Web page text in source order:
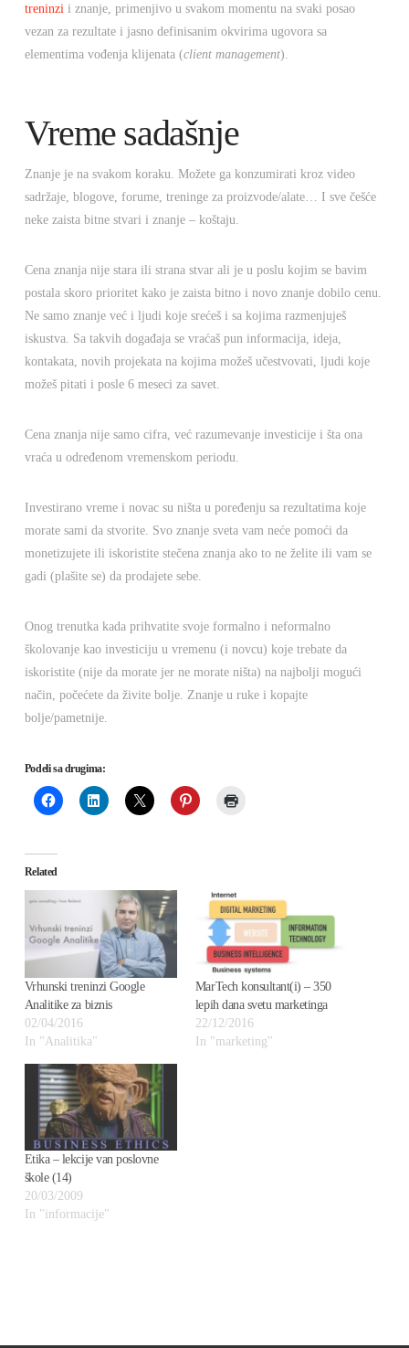
treninzi i znanje, primenjivo u svakom momentu na svaki posao
vezan za rezultate i jasno definisanim okvirima ugovora sa
elementima vođenja klijenata (client management).
Vreme sadašnje
Znanje je na svakom koraku. Možete ga konzumirati kroz video
sadržaje, blogove, forume, treninge za proizvode/alate… I sve češće
neke zaista bitne stvari i znanje – koštaju.
Cena znanja nije stara ili strana stvar ali je u poslu kojim se bavim
postala skoro prioritet kako je zaista bitno i novo znanje dobilo cenu.
Ne samo znanje već i ljudi koje srećeš i sa kojima razmenjuješ
iskustva. Sa takvih događaja se vraćaš pun informacija, ideja,
kontakata, novih projekata na kojima možeš učestvovati, ljudi koje
možeš pitati i posle 6 meseci za savet.
Cena znanja nije samo cifra, već razumevanje investicije i šta ona
vraća u određenom vremenskom periodu.
Investirano vreme i novac su ništa u poređenju sa rezultatima koje
morate sami da stvorite. Svo znanje sveta vam neće pomoći da
monetizujete ili iskoristite stečena znanja ako to ne želite ili vam se
gadi (plašite se) da prodajete sebe.
Onog trenutka kada prihvatite svoje formalno i neformalno
školovanje kao investiciju u vremenu (i novcu) koje trebate da
iskoristite (nije da morate jer ne morate ništa) na najbolji mogući
način, počećete da živite bolje. Znanje u ruke i kopajte
bolje/pametnije.
Podeli sa drugima:
Related
Vrhunski treninzi Google
Analitike za biznis
02/04/2016
In "Analitika"
MarTech konsultant(i) – 350
lepih dana svetu marketinga
22/12/2016
In "marketing"
Etika – lekcije van poslovne
škole (14)
20/03/2009
In "informacije"